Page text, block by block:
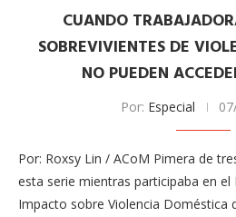
CUANDO
SOBREVIVIENTES DE
NO PUEDEN
Por: Especial
Por: Roxsy Lin / ACoM Pimera de
esta serie mientras participaba en
Impacto sobre Violencia Doméstica